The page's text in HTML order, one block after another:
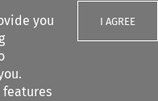
you
I AGREE